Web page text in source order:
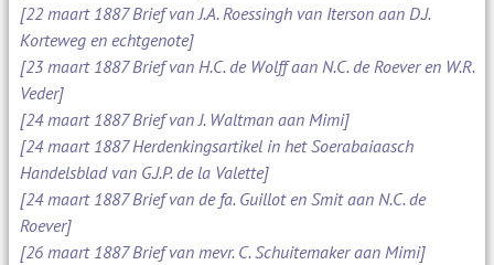
[22 maart 1887 Brief van J.A. Roessingh van Iterson aan D.J.
Korteweg en echtgenote]
[23 maart 1887 Brief van H.C. de Wolff aan N.C. de Roever en W.R.
Veder]
[24 maart 1887 Brief van J. Waltman aan Mimi]
[24 maart 1887 Herdenkingsartikel in het Soerabaiaasch
Handelsblad van G.J.P. de la Valette]
[24 maart 1887 Brief van de fa. Guillot en Smit aan N.C. de
Roever]
[26 maart 1887 Brief van mevr. C. Schuitemaker aan Mimi]